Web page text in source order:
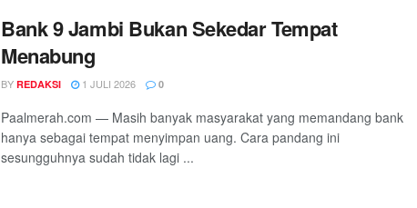
Bank 9 Jambi Bukan Sekedar Tempat
Menabung
BY REDAKSI 1 JULI 2026 0
Paalmerah.com — Masih banyak masyarakat yang memandang bank
hanya sebagai tempat menyimpan uang. Cara pandang ini
sesungguhnya sudah tidak lagi ...